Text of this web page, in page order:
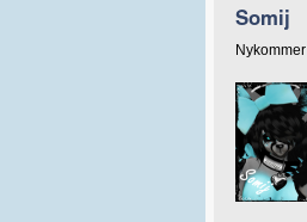
Somij
Nykommer